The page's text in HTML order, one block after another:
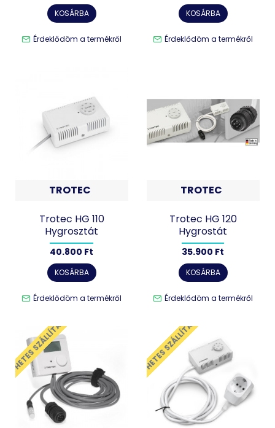
KOSÁRBA
Érdeklődöm a termékről
KOSÁRBA
Érdeklődöm a termékről
TROTEC
Trotec HG 110
Hygrosztát
40.800 Ft
KOSÁRBA
Érdeklődöm a termékről
TROTEC
Trotec HG 120
Hygrostát
35.900 Ft
KOSÁRBA
Érdeklődöm a termékről
2 HETES SZÁLLÍTÁS 2 HETES SZÁLLÍTÁS